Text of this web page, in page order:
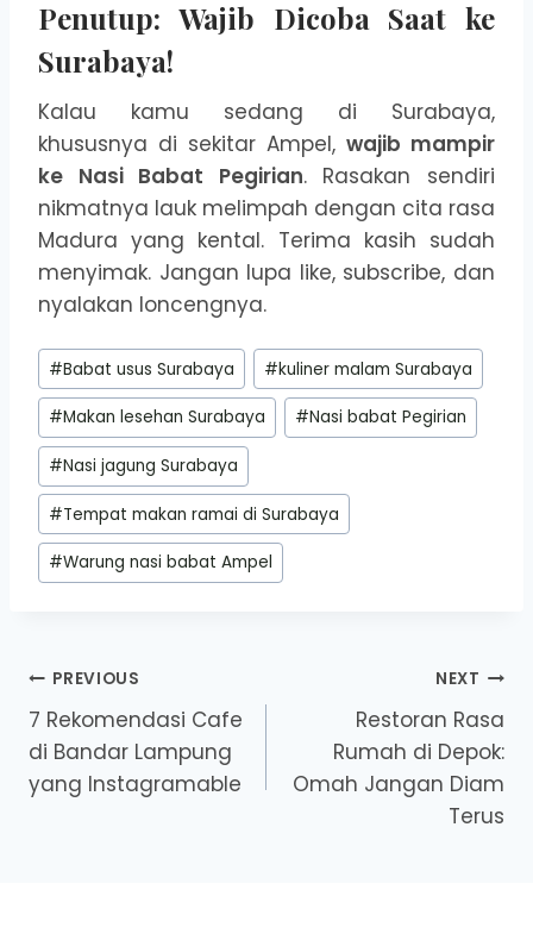
Penutup: Wajib Dicoba Saat ke
Surabaya!
Kalau kamu sedang di Surabaya,
khususnya di sekitar Ampel, wajib mampir
ke Nasi Babat Pegirian. Rasakan sendiri
nikmatnya lauk melimpah dengan cita rasa
Madura yang kental. Terima kasih sudah
menyimak. Jangan lupa like, subscribe, dan
nyalakan loncengnya.
Post
Tags:
#Babat usus Surabaya #kuliner malam Surabaya
#Makan lesehan Surabaya #Nasi babat Pegirian
#Nasi jagung Surabaya
#Tempat makan ramai di Surabaya
#Warung nasi babat Ampel
Post
navigation
PREVIOUS
7 Rekomendasi Cafe
di Bandar Lampung
yang Instagramable
NEXT
Restoran Rasa
Rumah di Depok:
Omah Jangan Diam
Terus